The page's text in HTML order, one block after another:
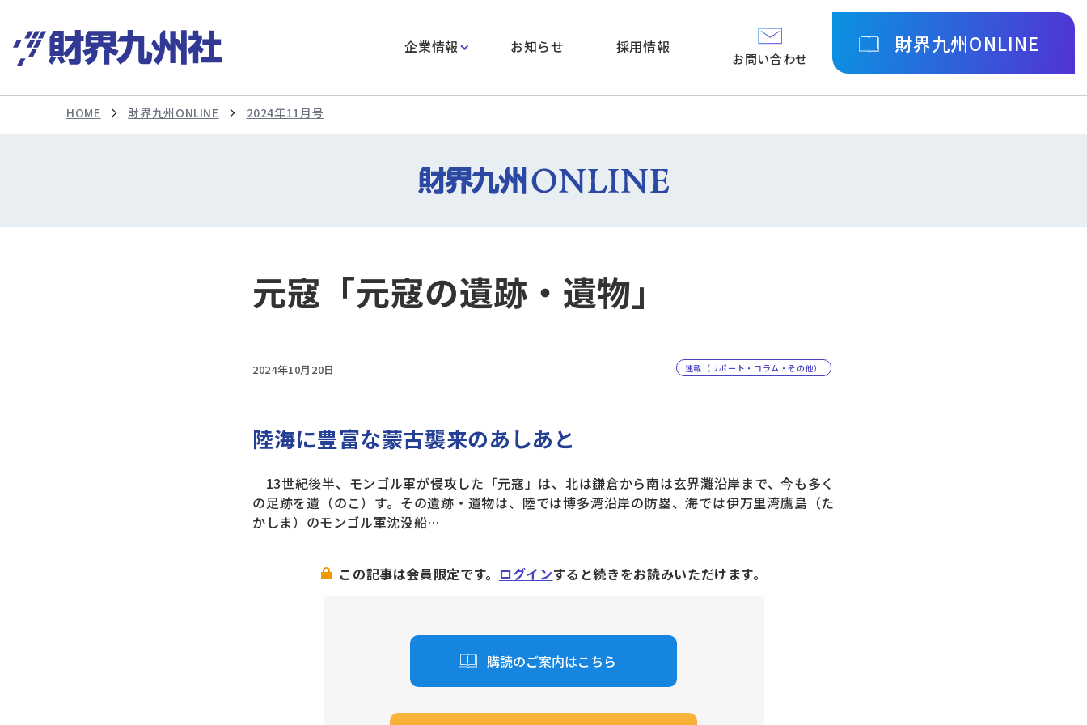
企業情報 お知らせ 採用情報
お問い合わせ
財界九州ONLINE
HOME 財界九州ONLINE 2024年11月号
元寇「元寇の遺跡・遺物」
2024年10月20日 連載（リポート・コラム・その他）
陸海に豊富な蒙古襲来のあしあと
13世紀後半、モンゴル軍が侵攻した「元寇」は、北は鎌倉から南は玄界灘沿岸まで、今も多く
の足跡を遺（のこ）す。その遺跡・遺物は、陸では博多湾沿岸の防塁、海では伊万里湾鷹島（た
かしま）のモンゴル軍沈没船…
この記事は会員限定です。 ログインすると続きをお読みいただけます。
購読のご案内はこちら